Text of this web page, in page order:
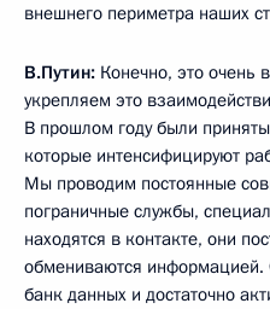
внешнего периметра наших
В.Путин: Конечно, это очень
укрепляем это
В прошлом году были
которые интенсифицируют
Мы проводим постоянные
пограничные службы,
находятся в контакте, они
обмениваются информацией.
банк данных и достаточно